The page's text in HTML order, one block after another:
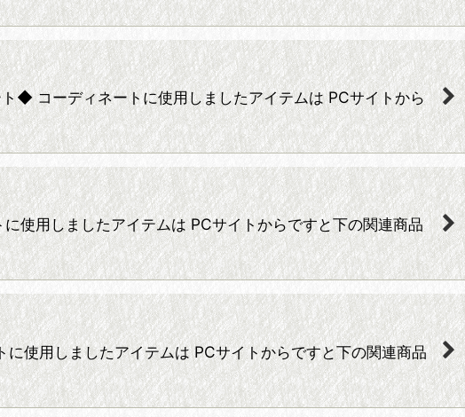
コーディネートに使用しましたアイテムは PCサイトから
用しましたアイテムは PCサイトからですと下の関連商品
用しましたアイテムは PCサイトからですと下の関連商品